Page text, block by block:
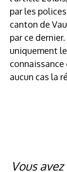
par les
canton de
par ce
uniquement
aucun cas la
Vous